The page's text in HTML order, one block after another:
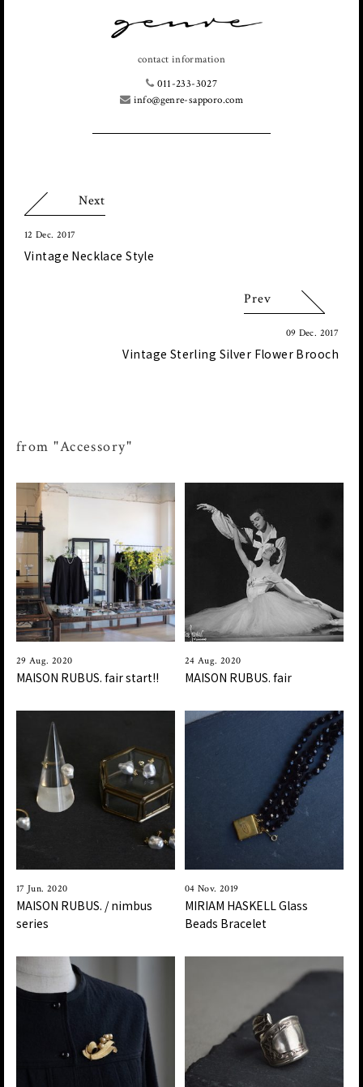
contact information
011-233-3027
info@genre-sapporo.com
Next
12 Dec. 2017
Vintage Necklace Style
Prev
09 Dec. 2017
Vintage Sterling Silver Flower Brooch
from "Accessory"
29 Aug. 2020
MAISON RUBUS. fair start!!
24 Aug. 2020
MAISON RUBUS. fair
17 Jun. 2020
MAISON RUBUS. / nimbus
series
04 Nov. 2019
MIRIAM HASKELL Glass
Beads Bracelet